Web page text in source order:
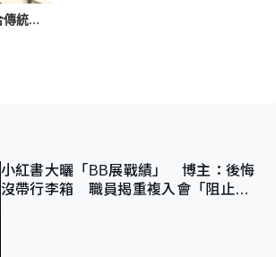
智創未來｜受山竹啟發研自動化魚菜共生 科技結合傳統耕種 「一分價錢十倍功能」
小紅書大曬「BB展戰績」 博主：後悔
沒帶行李箱 職員揭重複入會「阻止唔